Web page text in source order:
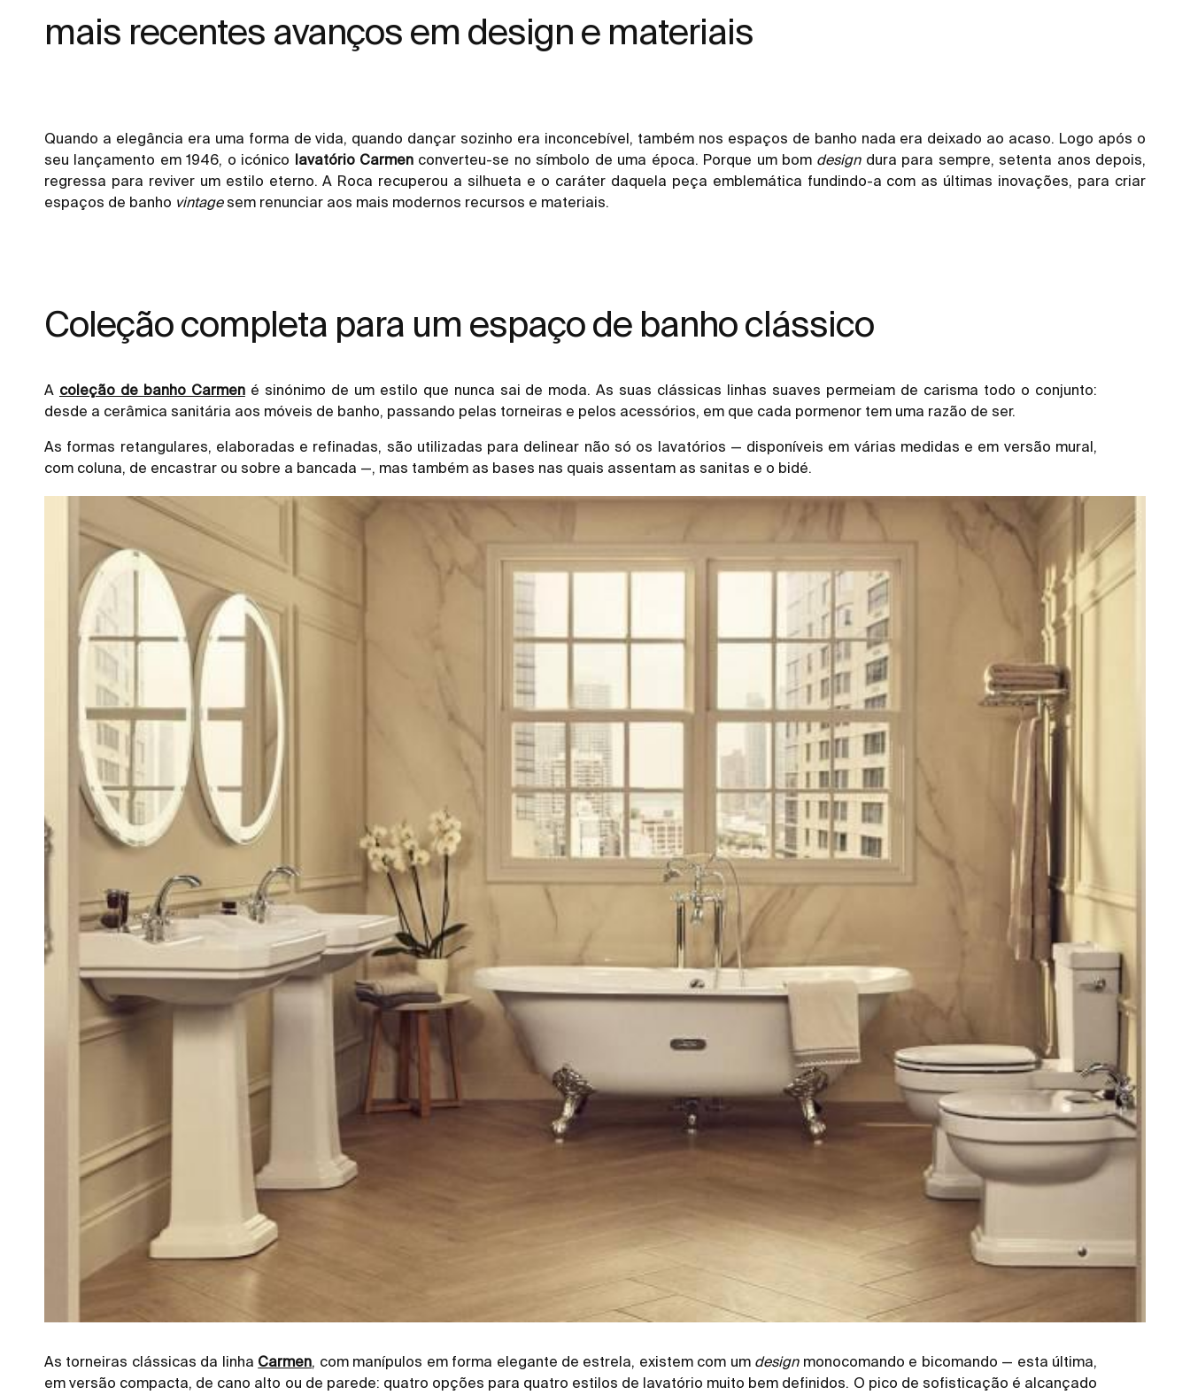
mais recentes avanços em design e materiais
Quando a elegância era uma forma de vida, quando dançar sozinho era inconcebível, também nos espaços de banho nada era deixado ao acaso. Logo após o
seu lançamento em 1946, o icónico
lavatório Carmen converteu-se no símbolo de uma época. Porque um bom designdura para sempre, setenta anos depois,
regressa para reviver um estilo eterno. A Roca recuperou a silhueta e o caráter daquela peça emblemática fundindo-a com as últimas inovações, para criar
espaços de banho vintagesem renunciar aos mais modernos recursos e materiais.
Coleção completa para um espaço de banho clássico
A coleção de banho Carmené sinónimo de um estilo que nunca sai de moda. As suas clássicas linhas suaves permeiam de carisma todo o conjunto:
desde a cerâmica sanitária aos móveis de banho, passando pelas torneiras e pelos acessórios, em que cada pormenor tem uma razão de ser.
As formas retangulares, elaboradas e refinadas, são utilizadas para delinear não só os lavatórios — disponíveis em várias medidas e em versão mural,
com coluna, de encastrar ou sobre a bancada —, mas também as bases nas quais assentam as sanitas e o bidé.
As torneiras clássicas da linha Carmen, com manípulos em forma elegante de estrela, existem com um designmonocomando e bicomando — esta última,
em versão compacta, de cano alto ou de parede: quatro opções para quatro estilos de lavatório muito bem definidos. O pico de sofisticação é alcançado